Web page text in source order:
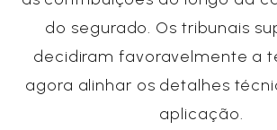
do segurado. Os tribunais
decidiram favoravelmente a
agora alinhar os detalhes
aplicação.